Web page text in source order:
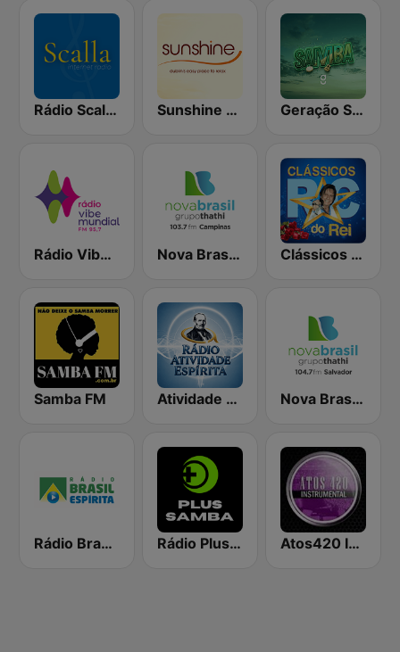
Rádio Scalla FM Sunshine 106.8 FM Geração Samba
Rádio Vibe Mundial Nova Brasil FM Campinas Clássicos do Rei
Samba FM Atividade Espírita Nova Brasil 104.7 Salvador
Rádio Brasil Espírita Rádio Plus Samba Atos420 Instrumental